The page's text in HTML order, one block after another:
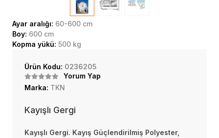
Ayar aralığı: 60-600 cm
Boy: 600 cm
Kopma yükü: 500 kg
Ürün Kodu: 0236205
Yorum Yap
Marka: TKN
Kayışlı Gergi
Kayışlı Gergi. Kayış Güçlendirilmiş Polyester,